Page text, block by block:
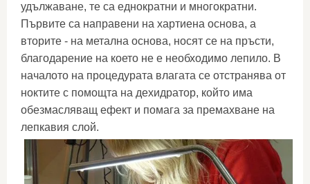
удължаване, те са еднократни и многократни.
Първите са направени на хартиена основа, а
вторите - на метална основа, носят се на пръсти,
благодарение на което не е необходимо лепило. В
началото на процедурата влагата се отстранява от
ноктите с помощта на дехидратор, който има
обезмасляващ ефект и помага за премахване на
лепкавия слой.